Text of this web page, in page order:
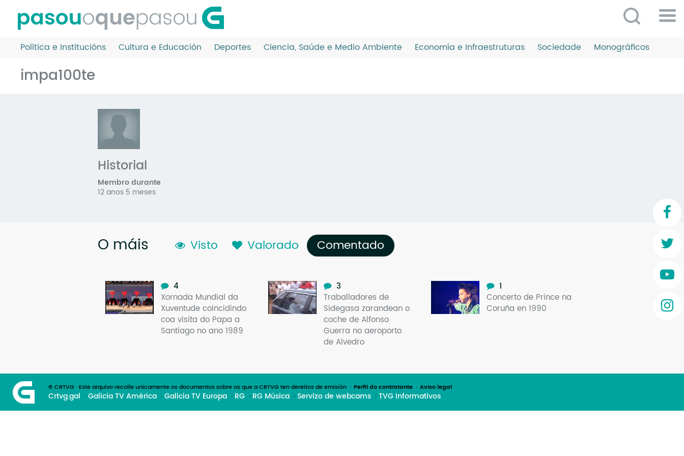
contido
principal
O
Política e Institucións Cultura e Educación Deportes Ciencia, Saúde e Medio Ambiente Economía e Infraestruturas Sociedade Monográficos
impa100te
Historial
Membro durante
12 anos 5 meses
O máis Visto Valorado Comentado (solapa activa)
4
Xornada Mundial da
Xuventude coincidindo
coa visita do Papa a
Santiago no ano 1989
3
Traballadores de
Sidegasa zarandean o
coche de Alfonso
Guerra no aeroporto
de Alvedro
1
Concerto de Prince na
Coruña en 1990
© CRTVG · Este arquivo recolle unicamente os documentos sobre os que a CRTVG ten dereitos de emisión Perfil do contratante Aviso legal
Crtvg.gal Galicia TV América Galicia TV Europa RG RG Música Servizo de webcams TVG Informativos